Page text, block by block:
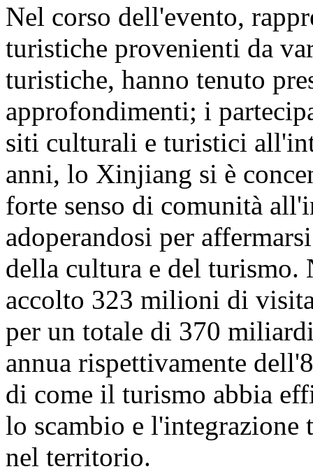
Nel corso dell'evento,
turistiche provenienti da
turistiche, hanno tenuto
approfondimenti; i
siti culturali e turistici
anni, lo Xinjiang si è
forte senso di comunità
adoperandosi per
della cultura e del turismo.
accolto 323 milioni di
per un totale di 370
annua rispettivamente
di come il turismo abbia
lo scambio e
nel territorio.